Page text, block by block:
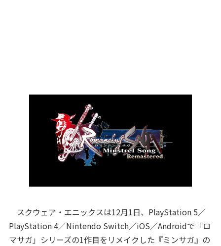
スクウェア・エニックスは12月1日、PlayStation 5／
PlayStation 4／Nintendo Switch／iOS／Androidで「ロ
マサガ」シリーズの1作目をリメイクした『ミンサガ』の